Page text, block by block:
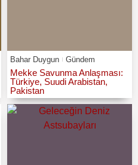
Bahar Duygun Gündem
Mekke Savunma Anlaşması:
Türkiye, Suudi Arabistan,
Pakistan